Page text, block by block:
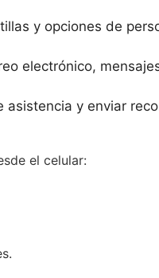
y opciones de
electrónico,
y enviar
el celular: